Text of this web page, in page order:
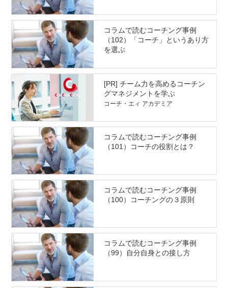
コラムで読むコーチング事例
（102）「コーチ」というあり方
を選ぶ
[PR] チーム力を高めるコーチン
グマネジメントを学ぶ
コーチ・エィ アカデミア
コラムで読むコーチング事例
（101）コーチの役割とは？
コラムで読むコーチング事例
（100）コーチングの３原則
コラムで読むコーチング事例
（99）自分自身との接し方